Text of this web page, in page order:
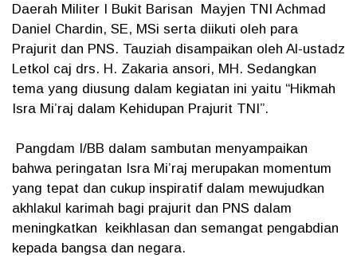
Daerah Militer I Bukit Barisan Mayjen TNI Achmad
Daniel Chardin, SE, MSi serta diikuti oleh para
Prajurit dan PNS. Tauziah disampaikan oleh Al-ustadz
Letkol caj drs. H. Zakaria ansori, MH. Sedangkan
tema yang diusung dalam kegiatan ini yaitu “Hikmah
Isra Mi’raj dalam Kehidupan Prajurit TNI”.
Pangdam I/BB dalam sambutan menyampaikan
bahwa peringatan Isra Mi’raj merupakan momentum
yang tepat dan cukup inspiratif dalam mewujudkan
akhlakul karimah bagi prajurit dan PNS dalam
meningkatkan keikhlasan dan semangat pengabdian
kepada bangsa dan negara.